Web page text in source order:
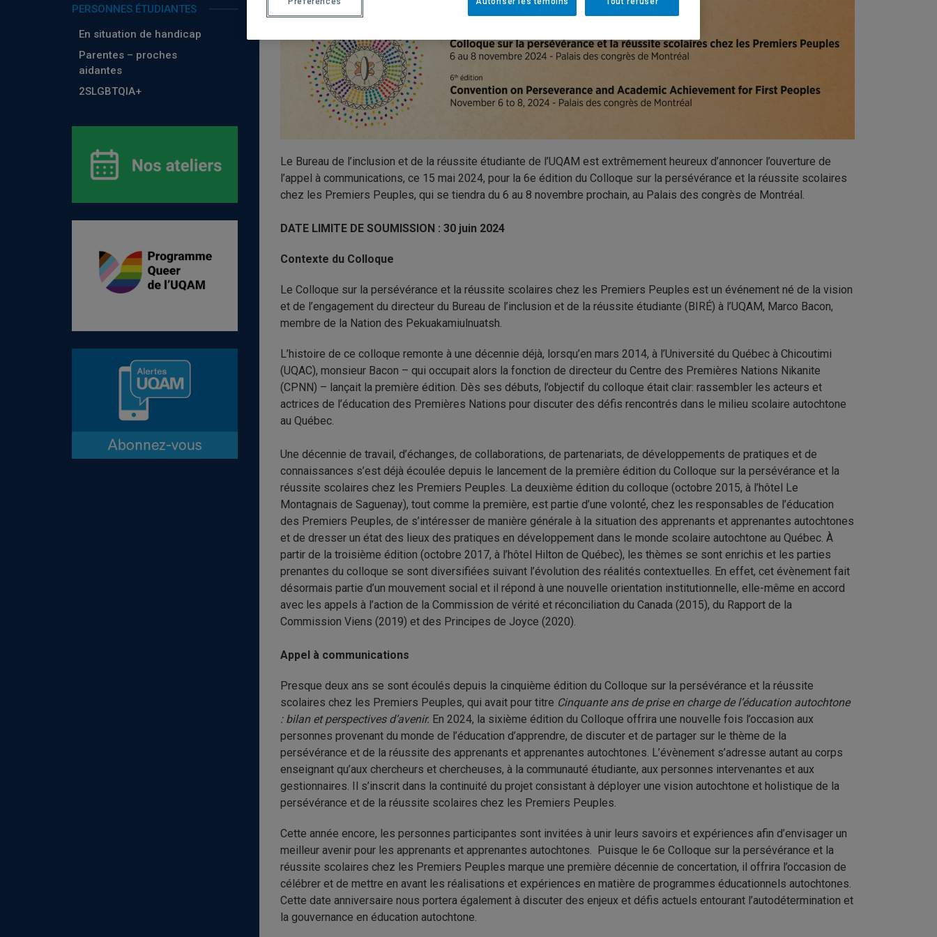
PERSONNES ÉTUDIANTES
En situation de handicap
Parentes – proches
aidantes
2SLGBTQIA+
Le Bureau de l’inclusion et de la réussite étudiante de l’UQAM est extrêmement heureux d’annoncer l’ouverture de
l’appel à communications, ce 15 mai 2024, pour la 6e édition du Colloque sur la persévérance et la réussite scolaires
chez les Premiers Peuples, qui se tiendra du 6 au 8 novembre prochain, au Palais des congrès de Montréal.
DATE LIMITE DE SOUMISSION : 30 juin 2024
Contexte du Colloque
Le Colloque sur la persévérance et la réussite scolaires chez les Premiers Peuples est un événement né de la vision
et de l’engagement du directeur du Bureau de l’inclusion et de la réussite étudiante (BIRÉ) à l’UQAM, Marco Bacon,
membre de la Nation des Pekuakamiulnuatsh.
L’histoire de ce colloque remonte à une décennie déjà, lorsqu’en mars 2014, à l’Université du Québec à Chicoutimi
(UQAC), monsieur Bacon – qui occupait alors la fonction de directeur du Centre des Premières Nations Nikanite
(CPNN) – lançait la première édition. Dès ses débuts, l’objectif du colloque était clair: rassembler les acteurs et
actrices de l’éducation des Premières Nations pour discuter des défis rencontrés dans le milieu scolaire autochtone
au Québec.
Une décennie de travail, d’échanges, de collaborations, de partenariats, de développements de pratiques et de
connaissances s’est déjà écoulée depuis le lancement de la première édition du Colloque sur la persévérance et la
réussite scolaires chez les Premiers Peuples. La deuxième édition du colloque (octobre 2015, à l’hôtel Le
Montagnais de Saguenay), tout comme la première, est partie d’une volonté́, chez les responsables de l’éducation
des Premiers Peuples, de s’intéresser de manière générale à la situation des apprenants et apprenantes autochtones
et de dresser un état des lieux des pratiques en développement dans le monde scolaire autochtone au Québec. À
partir de la troisième édition (octobre 2017, à l’hôtel Hilton de Québec), les thèmes se sont enrichis et les parties
prenantes du colloque se sont diversifiées suivant l’évolution des réalités contextuelles. En effet, cet évènement fait
désormais partie d’un mouvement social et il répond à une nouvelle orientation institutionnelle, elle-même en accord
avec les appels à l’action de la Commission de vérité et réconciliation du Canada (2015), du Rapport de la
Commission Viens (2019) et des Principes de Joyce (2020).
Appel à communications
Presque deux ans se sont écoulés depuis la cinquième édition du Colloque sur la persévérance et la réussite
scolaires chez les Premiers Peuples, qui avait pour titre Cinquante ans de prise en charge de l’éducation autochtone
: bilan et perspectives d’avenir. En 2024, la sixième édition du Colloque offrira une nouvelle fois l’occasion aux
personnes provenant du monde de l’éducation d’apprendre, de discuter et de partager sur le thème de la
persévérance et de la réussite des apprenants et apprenantes autochtones. L’évènement s’adresse autant au corps
enseignant qu’aux chercheurs et chercheuses, à la communauté étudiante, aux personnes intervenantes et aux
gestionnaires. Il s’inscrit dans la continuité du projet consistant à déployer une vision autochtone et holistique de la
persévérance et de la réussite scolaires chez les Premiers Peuples.
Cette année encore, les personnes participantes sont invitées à unir leurs savoirs et expériences afin d’envisager un
meilleur avenir pour les apprenants et apprenantes autochtones. Puisque le 6e Colloque sur la persévérance et la
réussite scolaires chez les Premiers Peuples marque une première décennie de concertation, il offrira l’occasion de
célébrer et de mettre en avant les réalisations et expériences en matière de programmes éducationnels autochtones.
Cette date anniversaire nous portera également à discuter des enjeux et défis actuels entourant l’autodétermination et
la gouvernance en éducation autochtone.